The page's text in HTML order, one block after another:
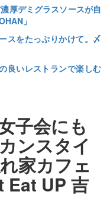
厚デミグラスソースが自
」
スをたっぷりかけて。〆
良いレストランで楽しむ
子会にも
ンスタイ
家カフェ
Eat UP 吉